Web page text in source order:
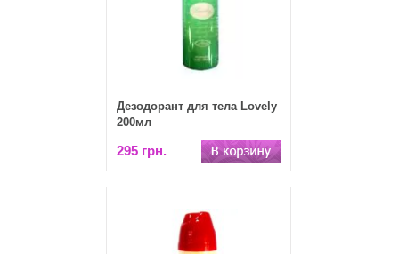
Дезодорант для тела Lovely
200мл
295 грн.